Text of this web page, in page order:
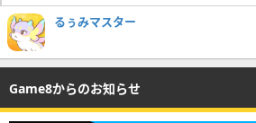
るぅみマスター
Game8からのお知らせ